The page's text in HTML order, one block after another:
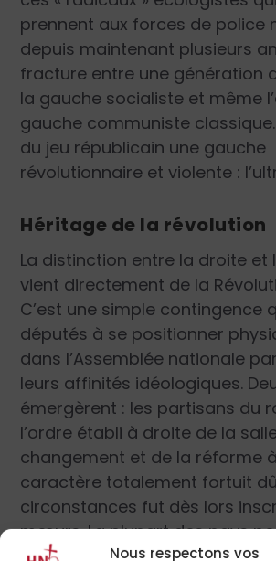
Nous respectons vos
prennent aux forces de police
depuis maintenant plusieurs
fracture entre une génération
la gauche socialiste et même
gauche communiste
du jeu républicain une gauche
révolutionnaire et violente :
Héritage de la révolution
La distinction entre la droite et
vient directement de la
C’est une simple contingence
députés à se positionner
dans l’Assemblée nationale
leurs affinités idéologiques.
émergèrent : les partisans du
l’ordre établi à droite de la
changement et de la réforme
caractère totalement fortuit
circonstances fut dès lors
mœurs. La plupart des pays
bipolarité entre tradition et